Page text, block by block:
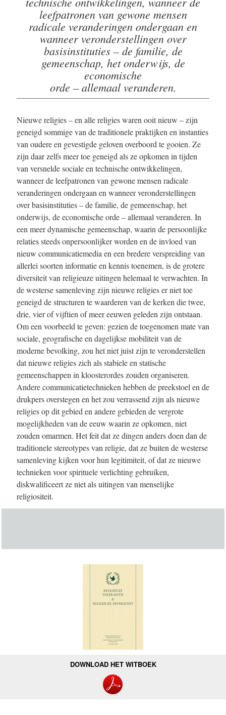
leefpatronen van gewone mensen
radicale veranderingen ondergaan en
wanneer veronderstellingen over
basisinstituties – de familie, de
gemeenschap, het onderwijs, de
economische
orde – allemaal veranderen.
Nieuwe religies – en alle religies waren ooit nieuw – zijn
geneigd sommige van de traditionele praktijken en instanties
van oudere en gevestigde geloven overboord te gooien. Ze
zijn daar zelfs meer toe geneigd als ze opkomen in tijden
van versnelde sociale en technische ontwikkelingen,
wanneer de leefpatronen van gewone mensen radicale
veranderingen ondergaan en wanneer veronderstellingen
over basisinstituties – de familie, de gemeenschap, het
onderwijs, de economische orde – allemaal veranderen. In
een meer dynamische gemeenschap, waarin de persoonlijke
relaties steeds onpersoonlijker worden en de invloed van
nieuw communicatiemedia en een bredere verspreiding van
allerlei soorten informatie en kennis toenemen, is de grotere
diversiteit van religieuze uitingen helemaal te verwachten. In
de westerse samenleving zijn nieuwe religies er niet toe
geneigd de structuren te waarderen van de kerken die twee,
drie, vier of vijftien of meer eeuwen geleden zijn ontstaan.
Om een voorbeeld te geven: gezien de toegenomen mate van
sociale, geografische en dagelijkse mobiliteit van de
moderne bevolking, zou het niet juist zijn te veronderstellen
dat nieuwe religies zich als stabiele en statische
gemeenschappen in kloosterordes zouden organiseren.
Andere communicatietechnieken hebben de preekstoel en de
drukpers overstegen en het zou verrassend zijn als nieuwe
religies op dit gebied en andere gebieden de vergrote
mogelijkheden van de eeuw waarin ze opkomen, niet
zouden omarmen. Het feit dat ze dingen anders doen dan de
traditionele stereotypes van religie, dat ze buiten de westerse
samenleving kijken voor hun legitimiteit, of dat ze nieuwe
technieken voor spirituele verlichting gebruiken,
diskwalificeert ze niet als uitingen van menselijke
religiositeit.
DOWNLOAD HET WITBOEK